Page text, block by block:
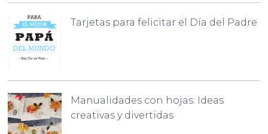
Tarjetas para felicitar el Día del Padre
Manualidades con hojas: Ideas
creativas y divertidas